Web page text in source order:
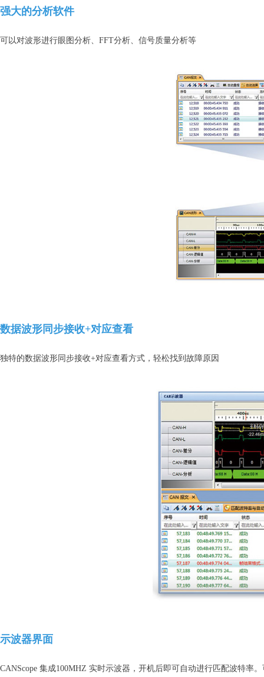
强大的分析软件
可以对波形进行眼图分析、FFT分析、信号质量分析等
数据波形同步接收+对应查看
独特的数据波形同步接收+对应查看方式，轻松找到故障原因
示波器界面
CANScope 集成100MHZ 实时示波器，开机后即可自动进行匹配波特